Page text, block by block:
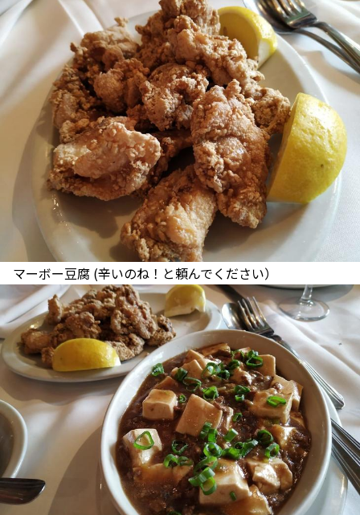
マーボー豆腐 (辛いのね！と頼んでください）